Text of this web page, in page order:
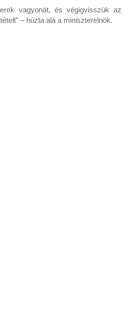
vagyonát, és végigvisszük az
– húzta alá a miniszterelnök.